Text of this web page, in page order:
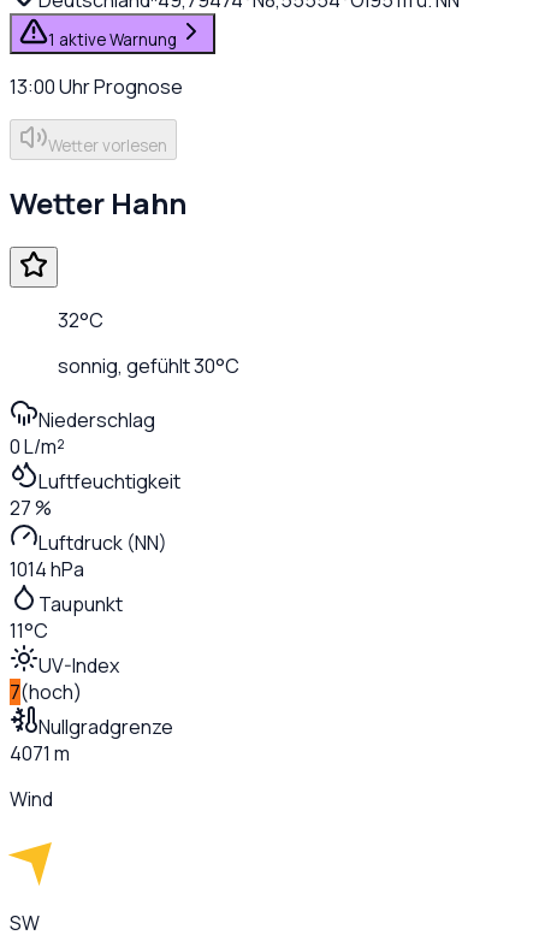
1 aktive Warnung
13:00UhrPrognose
Wetter vorlesen
Wetter Hahn
32°C
sonnig, gefühlt30°C
Niederschlag
0 L/m²
Luftfeuchtigkeit
27 %
Luftdruck (NN)
1014 hPa
Taupunkt
11°C
UV-Index
7(hoch)
Nullgradgrenze
4071 m
Wind
SW